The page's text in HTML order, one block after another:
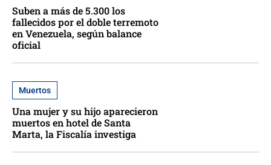
Suben a más de 5.300 los
fallecidos por el doble terremoto
en Venezuela, según balance
oficial
Muertos
Una mujer y su hijo aparecieron
muertos en hotel de Santa
Marta, la Fiscalía investiga